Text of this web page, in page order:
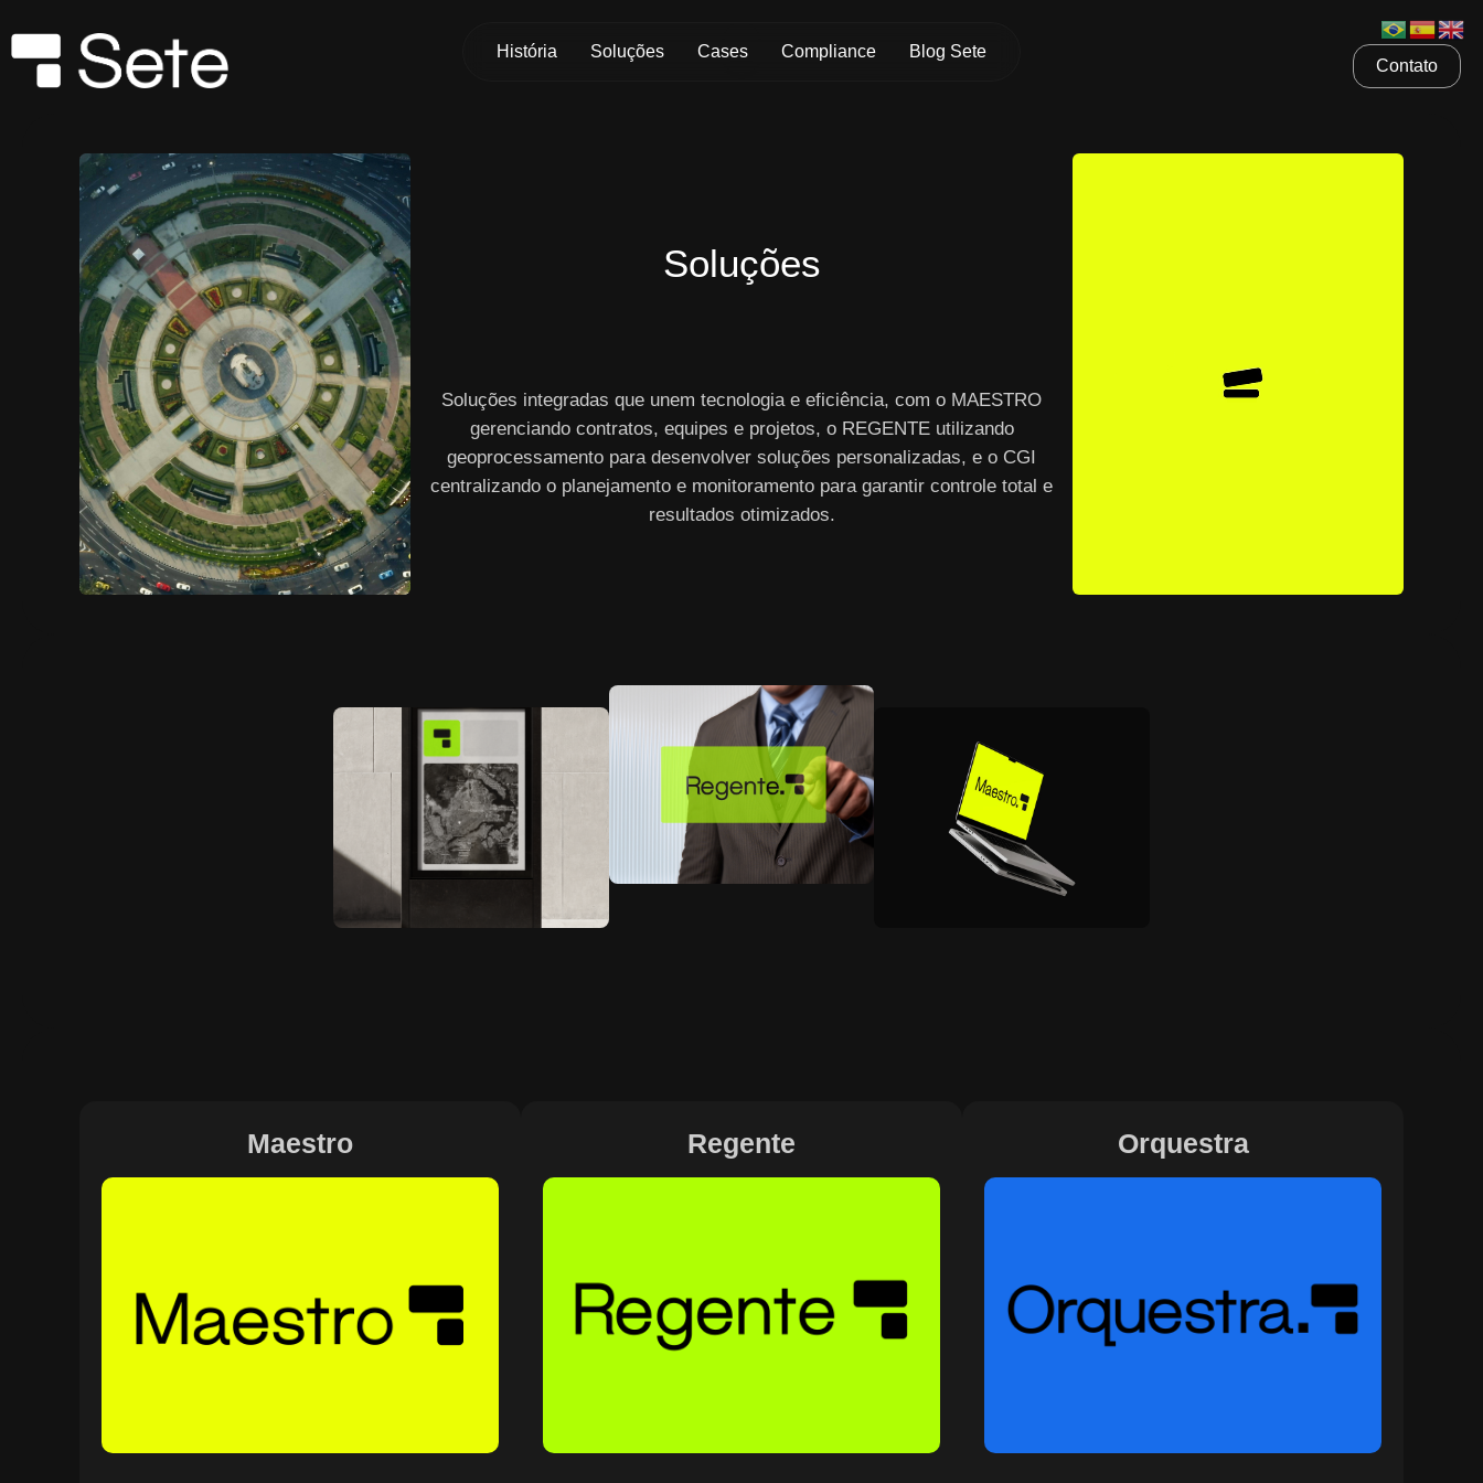
História Soluções Cases Compliance Blog Sete
Contato
Soluções
Soluções integradas que unem tecnologia e eficiência, com o MAESTRO
gerenciando contratos, equipes e projetos, o REGENTE utilizando
geoprocessamento para desenvolver soluções personalizadas, e o CGI
centralizando o planejamento e monitoramento para garantir controle total e
resultados otimizados.
Maestro Regente Orquestra